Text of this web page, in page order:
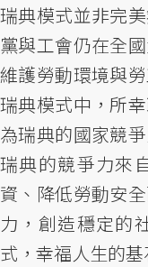
瑞典模式並非完
黨與工會仍在全
維護勞動環境與
瑞典模式中，所
為瑞典的國家競
瑞典的競爭力來
資、降低勞動安
力，創造穩定的
式，幸福人生的基